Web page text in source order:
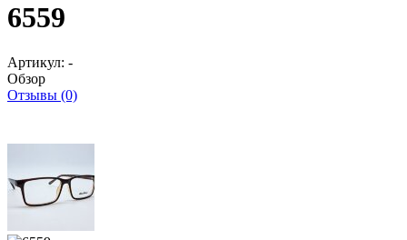
6559
Артикул: -
Обзор
Отзывы (0)